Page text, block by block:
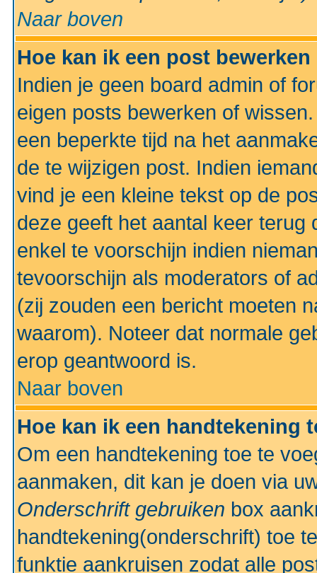
Naar boven
Hoe kan ik een post
Indien je geen board admin of
eigen posts bewerken of
een beperkte tijd na het
de te wijzigen post. Indien
vind je een kleine tekst op de
deze geeft het aantal keer terug
enkel te voorschijn indien
tevoorschijn als moderators of
(zij zouden een bericht moeten
waarom). Noteer dat normale
erop geantwoord is.
Naar boven
Hoe kan ik een handtekening
Om een handtekening toe te
aanmaken, dit kan je doen via
Onderschrift gebruiken box
handtekening(onderschrift) toe
funktie aankruisen zodat alle